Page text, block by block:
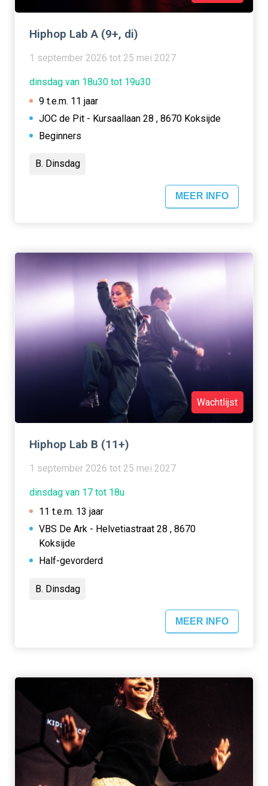
Hiphop Lab A (9+, di)
1 september 2026 tot 25 mei 2027
dinsdag van 18u30 tot 19u30
9 t.e.m. 11 jaar
JOC de Pit - Kursaallaan 28 , 8670 Koksijde
Beginners
B. Dinsdag
MEER INFO
Wachtlijst
Hiphop Lab B (11+)
1 september 2026 tot 25 mei 2027
dinsdag van 17 tot 18u
11 t.e.m. 13 jaar
VBS De Ark - Helvetiastraat 28 , 8670
Koksijde
Half-gevorderd
B. Dinsdag
MEER INFO